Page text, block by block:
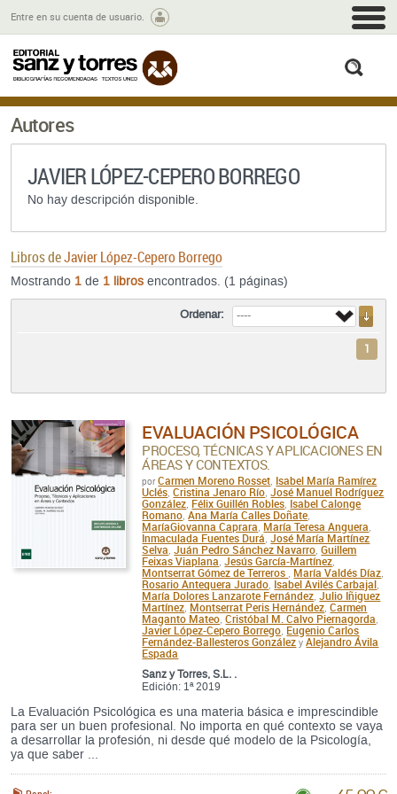
Entre en su cuenta de usuario.
Autores
JAVIER LÓPEZ-CEPERO BORREGO
No hay descripción disponible.
Libros deJavier López-Cepero Borrego
Mostrando 1 de 1 libros encontrados. (1 páginas)
Ordenar:
1
EVALUACIÓN PSICOLÓGICA
PROCESO, TÉCNICAS Y APLICACIONES EN
ÁREAS Y CONTEXTOS.
porCarmen Moreno Rosset Isabel María Ramírez
Uclés ,Cristina Jenaro Río José Manuel Rodríguez
González Félix Guillén Robles Isabel Calonge
Romano Ana María Calles Doñate
MaríaGiovanna Caprara María Teresa Anguera
Inmaculada Fuentes Durá José María Martínez
Selva Juán Pedro Sánchez Navarro ,Guillem
Feixas Viaplana Jesús García-Martínez
Montserrat Gómez de Terreros María Valdés Díaz
Rosario Antequera Jurado Isabel Avilés Carbajal
María Dolores Lanzarote Fernández Julio Iñiguez
Martínez Montserrat Peris Hernández ,Carmen
Maganto Mateo ,Cristóbal M. Calvo Piernagorda
Javier López-Cepero Borrego Eugenio Carlos
Fernández-Ballesteros González y Alejandro Ávila
Espada
Sanz y Torres, S.L. .
Edición: 1ª 2019
La Evaluación Psicológica es una materia básica e imprescindible
para ser un buen profesional. No importa en qué contexto se vaya
a desarrollar la profesión, ni desde qué modelo de la Psicología,
ya que saber ...